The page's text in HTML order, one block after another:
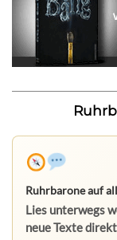
Ruhrbarone auf
Lies unterwegs
neue Texte